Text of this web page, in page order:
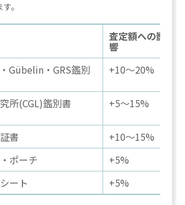
。
査定額への影
響
Gübelin・GRS鑑別
+10〜20%
所(CGL)鑑別書 +5〜15%
書
+10〜15%
ポーチ
+5%
ート
+5%